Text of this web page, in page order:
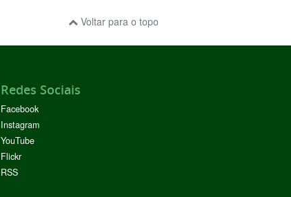
Voltar para o topo
Redes Sociais
Facebook
Instagram
YouTube
Flickr
RSS